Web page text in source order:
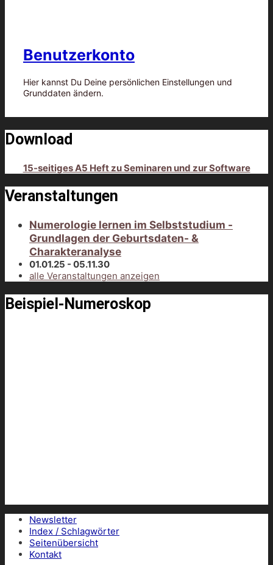
Benutzerkonto
Hier kannst Du Deine persönlichen Einstellungen und
Grunddaten ändern.
Download
15-seitiges A5 Heft zu Seminaren und zur Software
Veranstaltungen
Numerologie lernen im Selbststudium -
Grundlagen der Geburtsdaten- &
Charakteranalyse
01.01.25 - 05.11.30
alle Veranstaltungen anzeigen
Beispiel-Numeroskop
Newsletter
Index / Schlagwörter
Seitenübersicht
Kontakt